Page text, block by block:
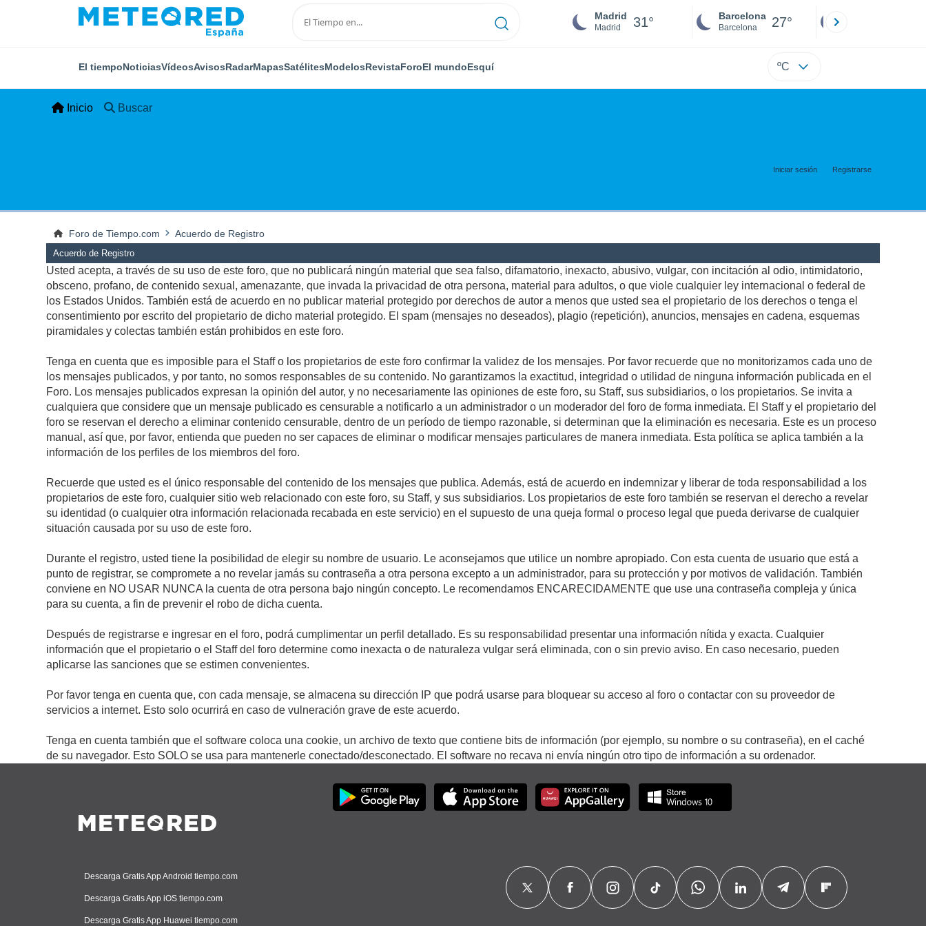
Madrid
Madrid 31° Barcelona
Barcelona 27°
El tiempoNoticiasVídeosAvisosRadarMapasSatélitesModelosRevistaForoEl mundoEsquí ºC
Inicio Buscar
Iniciar sesión Registrarse
Foro de Tiempo.com Acuerdo de Registro
Acuerdo de Registro
Usted acepta, a través de su uso de este foro, que no publicará ningún material que sea falso, difamatorio, inexacto, abusivo, vulgar, con incitación al odio, intimidatorio,
obsceno, profano, de contenido sexual, amenazante, que invada la privacidad de otra persona, material para adultos, o que viole cualquier ley internacional o federal de
los Estados Unidos. También está de acuerdo en no publicar material protegido por derechos de autor a menos que usted sea el propietario de los derechos o tenga el
consentimiento por escrito del propietario de dicho material protegido. El spam (mensajes no deseados), plagio (repetición), anuncios, mensajes en cadena, esquemas
piramidales y colectas también están prohibidos en este foro.
Tenga en cuenta que es imposible para el Staff o los propietarios de este foro confirmar la validez de los mensajes. Por favor recuerde que no monitorizamos cada uno de
los mensajes publicados, y por tanto, no somos responsables de su contenido. No garantizamos la exactitud, integridad o utilidad de ninguna información publicada en el
Foro. Los mensajes publicados expresan la opinión del autor, y no necesariamente las opiniones de este foro, su Staff, sus subsidiarios, o los propietarios. Se invita a
cualquiera que considere que un mensaje publicado es censurable a notificarlo a un administrador o un moderador del foro de forma inmediata. El Staff y el propietario del
foro se reservan el derecho a eliminar contenido censurable, dentro de un período de tiempo razonable, si determinan que la eliminación es necesaria. Este es un proceso
manual, así que, por favor, entienda que pueden no ser capaces de eliminar o modificar mensajes particulares de manera inmediata. Esta política se aplica también a la
información de los perfiles de los miembros del foro.
Recuerde que usted es el único responsable del contenido de los mensajes que publica. Además, está de acuerdo en indemnizar y liberar de toda responsabilidad a los
propietarios de este foro, cualquier sitio web relacionado con este foro, su Staff, y sus subsidiarios. Los propietarios de este foro también se reservan el derecho a revelar
su identidad (o cualquier otra información relacionada recabada en este servicio) en el supuesto de una queja formal o proceso legal que pueda derivarse de cualquier
situación causada por su uso de este foro.
Durante el registro, usted tiene la posibilidad de elegir su nombre de usuario. Le aconsejamos que utilice un nombre apropiado. Con esta cuenta de usuario que está a
punto de registrar, se compromete a no revelar jamás su contraseña a otra persona excepto a un administrador, para su protección y por motivos de validación. También
conviene en NO USAR NUNCA la cuenta de otra persona bajo ningún concepto. Le recomendamos ENCARECIDAMENTE que use una contraseña compleja y única
para su cuenta, a fin de prevenir el robo de dicha cuenta.
Después de registrarse e ingresar en el foro, podrá cumplimentar un perfil detallado. Es su responsabilidad presentar una información nítida y exacta. Cualquier
información que el propietario o el Staff del foro determine como inexacta o de naturaleza vulgar será eliminada, con o sin previo aviso. En caso necesario, pueden
aplicarse las sanciones que se estimen convenientes.
Por favor tenga en cuenta que, con cada mensaje, se almacena su dirección IP que podrá usarse para bloquear su acceso al foro o contactar con su proveedor de
servicios a internet. Esto solo ocurrirá en caso de vulneración grave de este acuerdo.
Tenga en cuenta también que el software coloca una cookie, un archivo de texto que contiene bits de información (por ejemplo, su nombre o su contraseña), en el caché
de su navegador. Esto SOLO se usa para mantenerle conectado/desconectado. El software no recava ni envía ningún otro tipo de información a su ordenador.
Descarga Gratis App Android tiempo.com
Descarga Gratis App iOS tiempo.com
Descarga Gratis App Huawei tiempo.com